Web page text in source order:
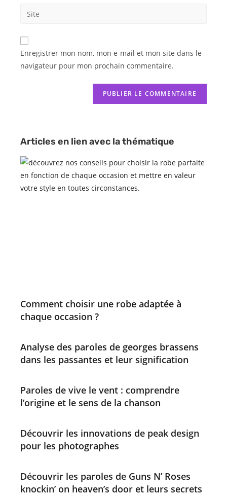
Enregistrer mon nom, mon e-mail et mon site dans le
navigateur pour mon prochain commentaire.
Articles en lien avec la thématique
Comment choisir une robe adaptée à
chaque occasion ?
Analyse des paroles de georges brassens
dans les passantes et leur signification
Paroles de vive le vent : comprendre
l’origine et le sens de la chanson
Découvrir les innovations de peak design
pour les photographes
Découvrir les paroles de Guns N’ Roses
knockin’ on heaven’s door et leurs secrets